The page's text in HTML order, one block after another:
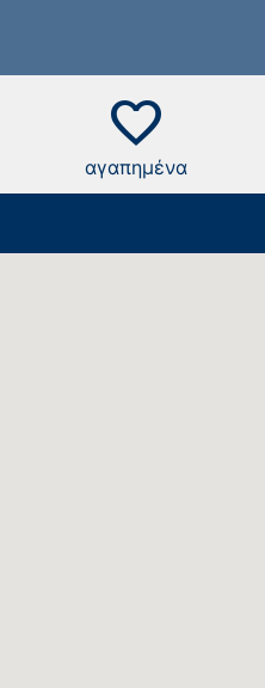
favorite
αγαπημένα